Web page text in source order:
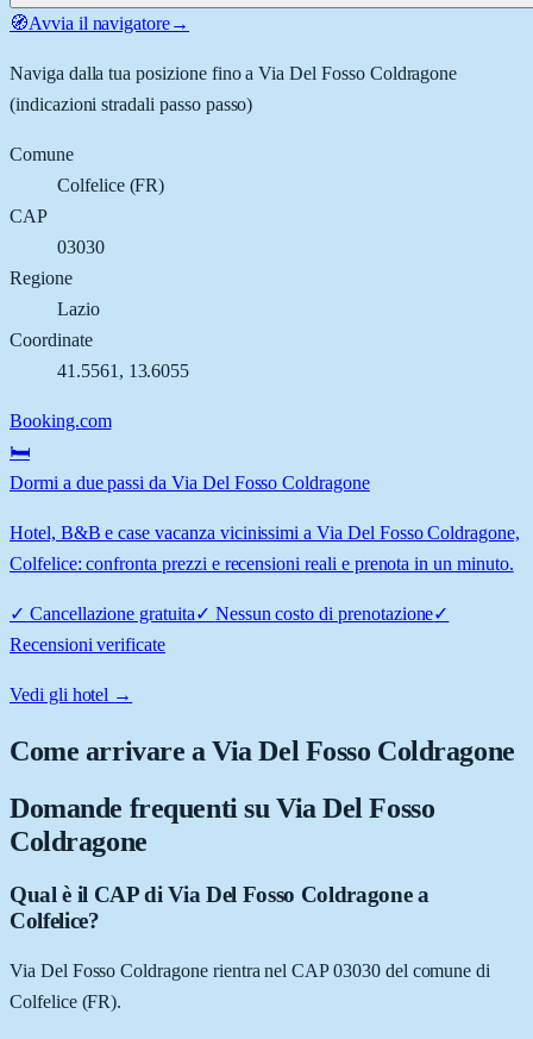
🧭Avvia il navigatore→
Naviga dalla tua posizione fino aVia Del Fosso Coldragone
(indicazioni stradali passo passo)
Comune
Colfelice(FR)
CAP
03030
Regione
Lazio
Coordinate
41.5561 , 13.6055
Booking.com
🛏️
Dormi a due passi da Via Del Fosso Coldragone
Hotel, B&B e case vacanza vicinissimi a Via Del Fosso Coldragone,
Colfelice: confronta prezzi e recensioni reali e prenota in un minuto.
✓ Cancellazione gratuita✓ Nessun costo di prenotazione✓
Recensioni verificate
Vedi gli hotel →
Come arrivare aVia Del Fosso Coldragone
Domande frequenti su Via Del Fosso
Coldragone
Qual è il CAP di Via Del Fosso Coldragone a
Colfelice?
Via Del Fosso Coldragone rientra nel CAP 03030 del comune di
Colfelice (FR).